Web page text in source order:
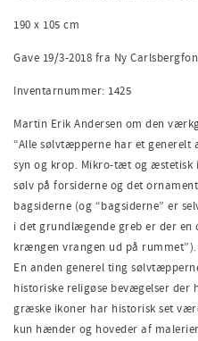
190 x 105 cm
Gave 19/3-2018 fra Ny
Inventarnummer: 1425
Martin Erik Andersen om den
“Alle sølvtæpperne har et
syn og krop. Mikro-tæt og æstetisk
sølv på forsiderne og det
bagsiderne (og “bagsiderne” er
i det grundlægende greb er der
krængen vrangen ud på rummet”).
En anden generel ting
historiske religøse bevægelser
græske ikoner har historisk set
kun hænder og hoveder af